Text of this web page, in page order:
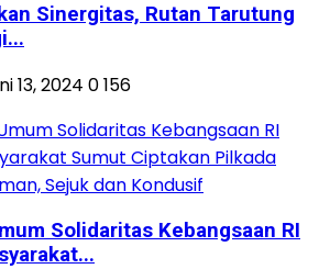
Sinergitas, Rutan Tarutung
13, 2024 0156
Solidaritas Kebangsaan RI